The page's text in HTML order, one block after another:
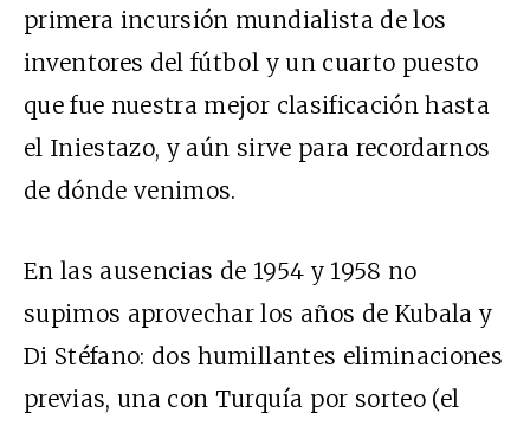
primera incursión mundialista de los
inventores del fútbol y un cuarto puesto
que fue nuestra mejor clasificación hasta
el Iniestazo, y aún sirve para recordarnos
de dónde venimos.
En las ausencias de 1954 y 1958 no
supimos aprovechar los años de Kubala y
Di Stéfano: dos humillantes eliminaciones
previas, una con Turquía por sorteo (el